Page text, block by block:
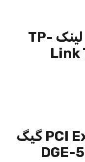
دانگل وایفای تی پی لینک TP-
Link
کارت شبکه PCI Express گیگ